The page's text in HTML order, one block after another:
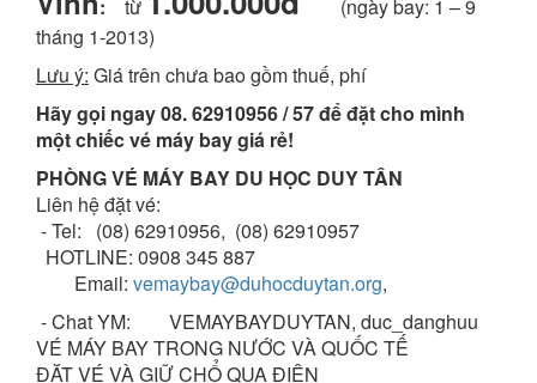
: từ
(ngày bay: 1 – 9
tháng 1-2013)
Lưu ý: Giá trên chưa bao gồm thuế, phí
Hãy gọi ngay 08. 62910956 / 57 để đặt cho mình
một chiếc vé máy bay giá rẻ!
PHÒNG VÉ MÁY BAY DU HỌC DUY TÂN
Liên hệ đặt vé:
- Tel: (08) 62910956, (08) 62910957
HOTLINE: 0908 345 887
Email: vemaybay@duhocduytan.org,
- Chat YM: VEMAYBAYDUYTAN, duc_danghuu
VÉ MÁY BAY TRONG NƯỚC VÀ QUỐC TẾ
ÐẶT VÉ VÀ GIỮ CHỔ QUA ÐIỆN